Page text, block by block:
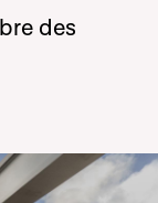
des